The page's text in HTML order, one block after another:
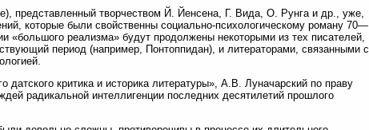
представленный творчеством Й. Йенсена, Г. Вида, О. Рунга и др., уже,
которые были свойственны социально-психологическому роману 70—
«большого реализма» будут продолжены некоторыми из тех писателей,
период (например, Понтоппидан), и литераторами, связанными с
датского критика и историка литературы», А.В. Луначарский по праву
радикальной интеллигенции последних десятилетий прошлого